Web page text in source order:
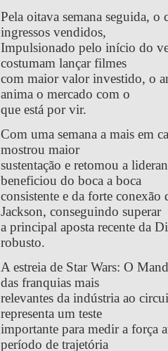
Pela oitava semana seguida,
ingressos vendidos,
Impulsionado pelo início do
costumam lançar filmes
com maior valor investido, o
anima o mercado com o
que está por vir.
Com uma semana a mais em
mostrou maior
sustentação e retomou a
beneficiou do boca a boca
consistente e da forte
Jackson, conseguindo superar
a principal aposta recente da
robusto.
A estreia de Star Wars: O
das franquias mais
relevantes da indústria ao
representa um teste
importante para medir a força
período de trajetória